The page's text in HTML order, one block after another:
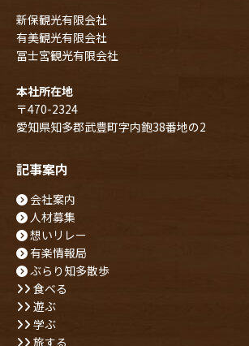
新保観光有限会社
有美観光有限会社
冨士宮観光有限会社
本社所在地
〒470-2324
愛知県知多郡武豊町字内鉋38番地の2
記事案内
会社案内
人材募集
想いリレー
有楽情報局
ぶらり知多散歩
食べる
遊ぶ
学ぶ
旅する